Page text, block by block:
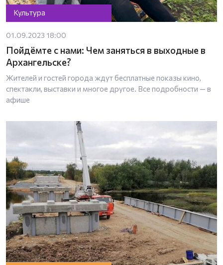
Культура
01.09.2023 18:00
Пойдёмте с нами: Чем заняться в выходные в
Архангельске?
Жителей и гостей города ждут бесплатные показы кино,
спектакли, выставки и многое другое. Все подробности — в
афише